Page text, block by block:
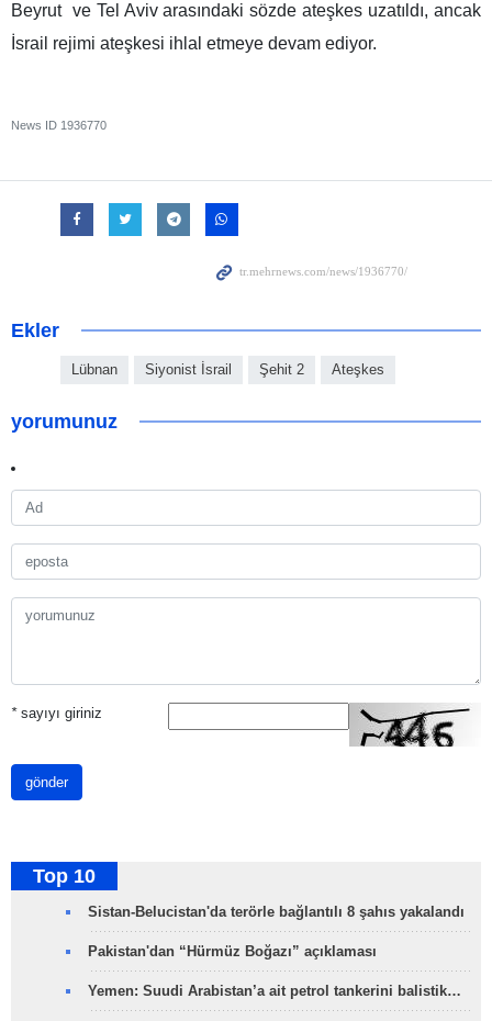
Beyrut ve Tel Aviv arasındaki sözde ateşkes uzatıldı, ancak
İsrail rejimi ateşkesi ihlal etmeye devam ediyor.
News ID 1936770
Ekler
Lübnan Siyonist İsrail Şehit 2 Ateşkes
yorumunuz
*sayıyı giriniz
gönder
Top 10
Sistan-Belucistan'da terörle bağlantılı 8 şahıs yakalandı
Pakistan'dan “Hürmüz Boğazı” açıklaması
Yemen: Suudi Arabistan’a ait petrol tankerini balistik…